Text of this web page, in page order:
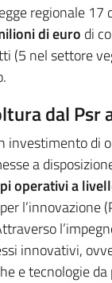
regionale
di euro di
(5 nel settore
dal Psr
investimento di
a
operativi a
l’innovazione
innovativi,
e tecnologie